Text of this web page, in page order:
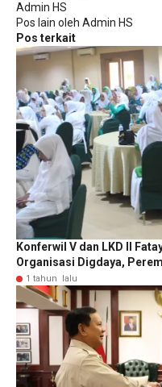
Admin HS
Pos lain oleh Admin HS
Pos terkait
Konferwil V dan LKD II
Organisasi Digdaya,
1 tahun lalu